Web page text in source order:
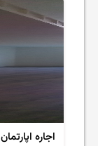
اجاره اپارتمان 120متر قیطریه تاپ لوکیشن